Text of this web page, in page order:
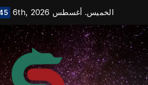
content
الخميس. أغسطس 6th, 2026